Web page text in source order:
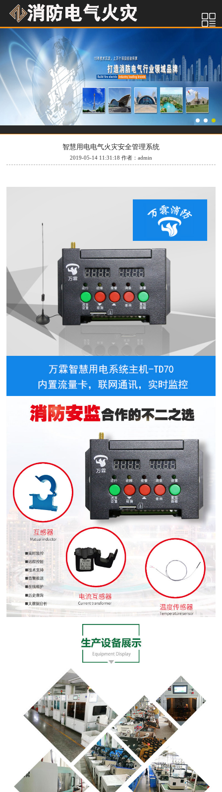
智慧用电电气火灾安全管理系统
2019-05-14 11:31:18 作者：admin